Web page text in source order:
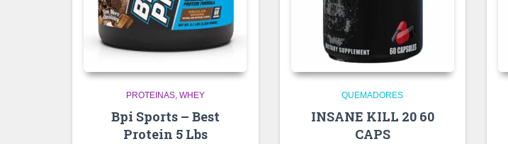
PROTEINAS WHEY
Bpi Sports – Best
Protein 5 Lbs
QUEMADORES
INSANE KILL 20 60
CAPS